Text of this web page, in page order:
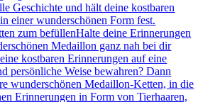
Geschichte und hält deine kostbaren
einer wunderschönen Form fest.
zum befüllenHalte deine Erinnerungen
Medaillon ganz nah bei dir
kostbaren Erinnerungen auf eine
persönliche Weise bewahren? Dann
wunderschönen Medaillon-Ketten, in die
Erinnerungen in Form von Tierhaaren,